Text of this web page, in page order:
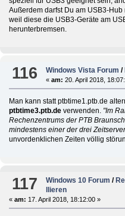
Außerdem darfst Du am USB3-
weil diese die USB3-Geräte am
herunterbremsen.
116 Windows Vista Forum /
«am: 20. April 2018,
Man kann statt ptbtime1.ptb.de
ptbtime3.ptb.deverwenden. "Im
Rechenzentrums der PTB
mindestens einer der drei
unvordenklichen Zeiten völlig
117 Windows 10 Forum /
llieren
« am: 17. April 2018, 18:12:00 »